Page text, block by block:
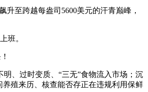
至跨越每盎司5600美元的汗青巅峰，
班。
、过时变质、“三无”食物流入市场；沉
殖来历、核查能否存正在违规利用保鲜